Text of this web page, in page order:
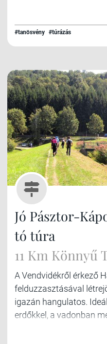
#tanösvény #túrázás
Jó Pásztor-
tó túra
11 Km Könnyű
A Vendvidékről érkező
felduzzasztásával
igazán hangulatos.
erdőkkel, a vadonban